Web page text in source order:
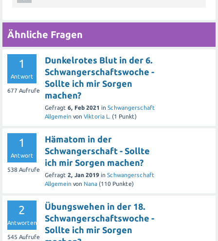
Ähnliche Fragen
1
Antwort
677 Aufrufe
Dunkelrotes Blut in der 6.
Schwangerschaftswoche -
Sollte ich mir Sorgen
machen?
Gefragt 6, Feb 2021 in Schwangerschaft
Allgemein von Viktoria L. (1 Punkt)
1
Antwort
538 Aufrufe
Hämatom in der
Schwangerschaft - Sollte
ich mir Sorgen machen?
Gefragt 2, Jan 2019 in Schwangerschaft
Allgemein von Nana (110 Punkte)
2
Antworten
545 Aufrufe
Übungswehen in der 18.
Schwangerschaftswoche -
Sollte ich mir Sorgen